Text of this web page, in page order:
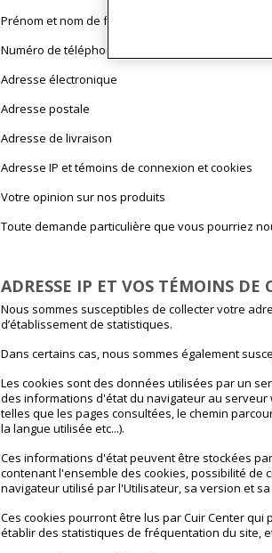
Prénom et nom de famille
Numéro de téléphone fixe et portable
Adresse électronique
Adresse postale
Adresse de livraison
Adresse IP et témoins de connexion et cookies
Votre opinion sur nos produits
Toute demande particulière que vous pourriez
ADRESSE IP ET VOS TÉMOINS DE
Nous sommes susceptibles de collecter votre
d’établissement de statistiques.
Dans certains cas, nous sommes également
Les cookies sont des données utilisées par un
des informations d'état du navigateur au
telles que les pages consultées, le chemin
la langue utilisée etc...).
Ces informations d'état peuvent être stockées
contenant l'ensemble des cookies, possibilité de
navigateur utilisé par l'Utilisateur, sa version et
Ces cookies pourront être lus par Cuir Center
établir des statistiques de fréquentation du site,